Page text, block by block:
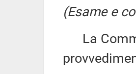
(Esame e
La